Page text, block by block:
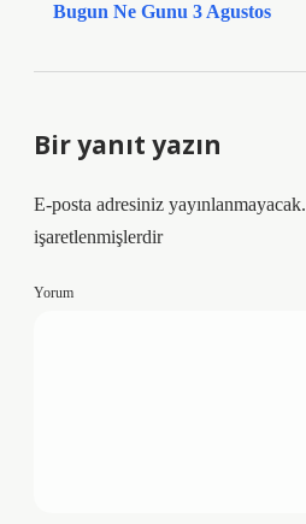
Bugun Ne Gunu 3 Agustos
Bir yanıt yazın
E-posta adresiniz yayınlanmayacak.
işaretlenmişlerdir
Yorum